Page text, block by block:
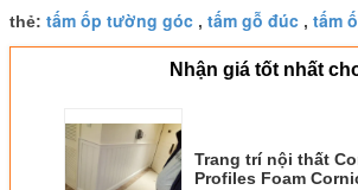
thẻ: tấm ốp tường góc , tấm gỗ đúc , tấm
Nhận giá tốt nhất
Trang trí nội thất
Profiles Foam